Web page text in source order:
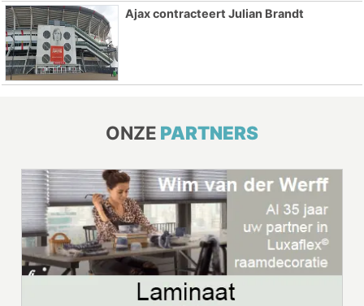
Ajax contracteert Julian Brandt
ONZE PARTNERS